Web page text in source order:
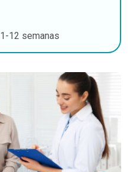
1-12 semanas